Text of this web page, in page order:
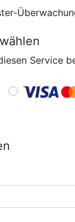
Service